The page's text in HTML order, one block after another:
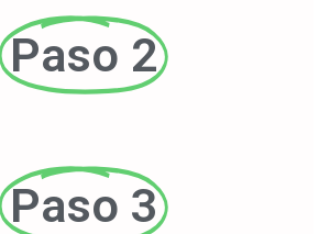
Paso 2
Paso 3